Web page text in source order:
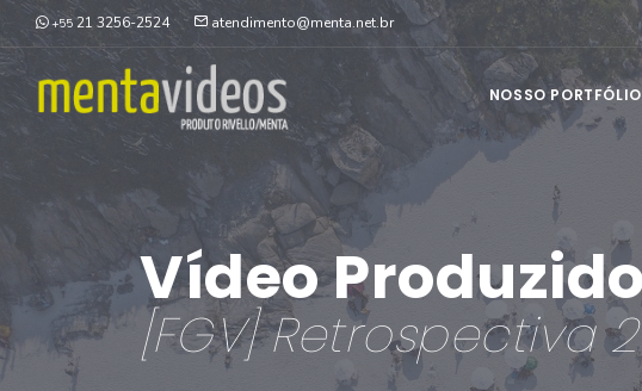
+55 21 3256-2524 atendimento@menta.net.br
NOSSO PORTFÓLIO
Vídeo
[FGV] Retrospectiva